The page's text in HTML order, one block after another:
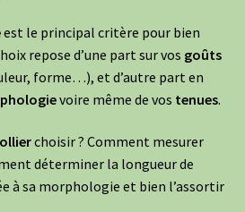
est le principal critère pour bien
repose d’une part sur vos goûts
forme…), et d’autre part en
voire même de vos tenues.
choisir ? Comment mesurer
déterminer la longueur de
à sa morphologie et bien l’assortir